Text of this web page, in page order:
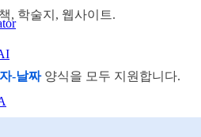
, 학술지, 웹사이트.
-날짜양식을 모두 지원합니다.